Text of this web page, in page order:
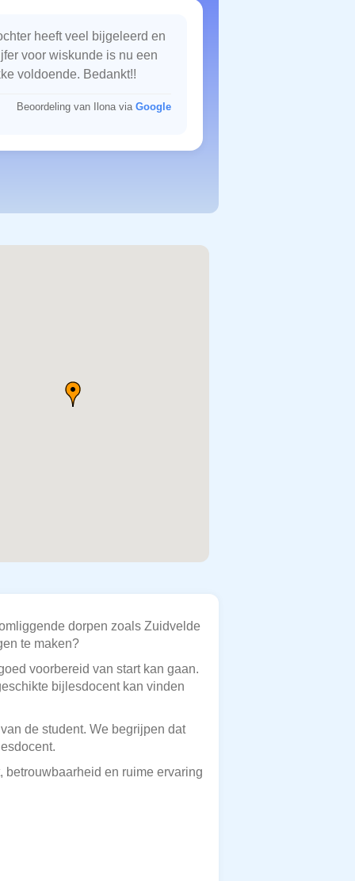
heeft veel bijgeleerd en
voor wiskunde is nu een
voldoende. Bedankt!!
Beoordeling van Ilona via Google
dorpen zoals Zuidvelde
te maken?
voorbereid van start kan gaan.
bijlesdocent kan vinden
de student. We begrijpen dat
betrouwbaarheid en ruime ervaring